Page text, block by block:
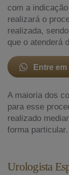
com a
realizará o
realizada,
que o atenderá
Entre
A maioria dos
para esse
realizado
forma particular.
Urologista